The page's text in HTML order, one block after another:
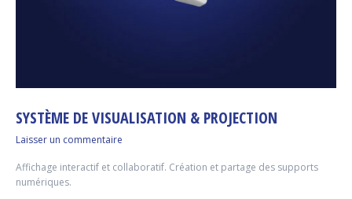
SYSTÈME DE VISUALISATION & PROJECTION
Laisser un commentaire
Affichage interactif et collaboratif. Création et partage des supports
numériques.